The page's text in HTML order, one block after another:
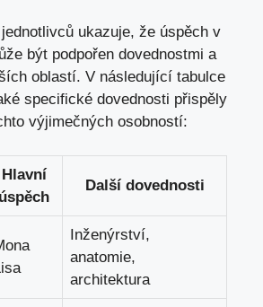
‌ukazuje, že úspěch v
být podpořen dovednostmi a
oblastí.‍ V následující tabulce
specifické dovednosti přispěly
výjimečných osobností:
Hlavní
⁤úspěch
Další dovednosti
Inženýrství,
anatomie,
architektura